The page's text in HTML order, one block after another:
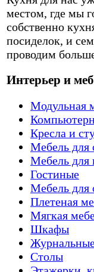
местом, где мы
собственно
посиделок, и
проводим
Интерьер и
Модульная
Кресла и
Мебель для
Мебель для
Гостиные
Мебель для
Плетеная
Мягкая
Шкафы
Столы